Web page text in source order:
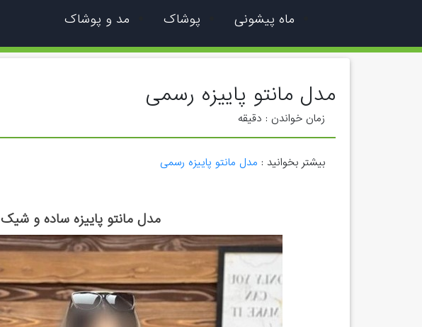
ماه پیشونی پوشاک مد و پوشاک
مدل مانتو پاییزه رسمی
زمان خواندن : دقیقه
بیشتر بخوانید : مدل مانتو پاییزه رسمی
مدل مانتو پاییزه ساده و شیک